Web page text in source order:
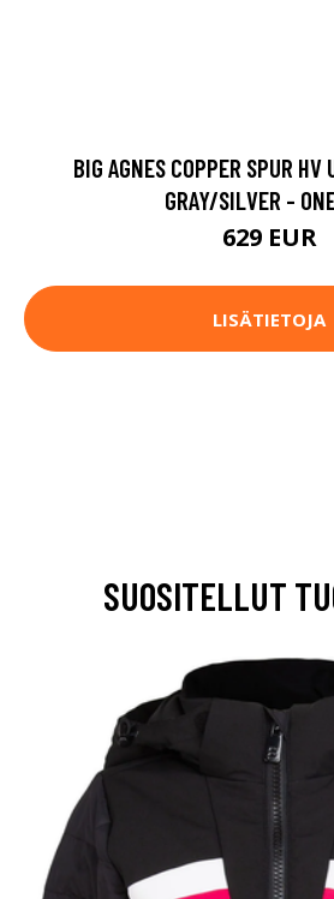
BIG AGNES COPPER SPUR
GRAY/SILVER -
629 EUR
LISÄTIETOJA
SUOSITELLUT